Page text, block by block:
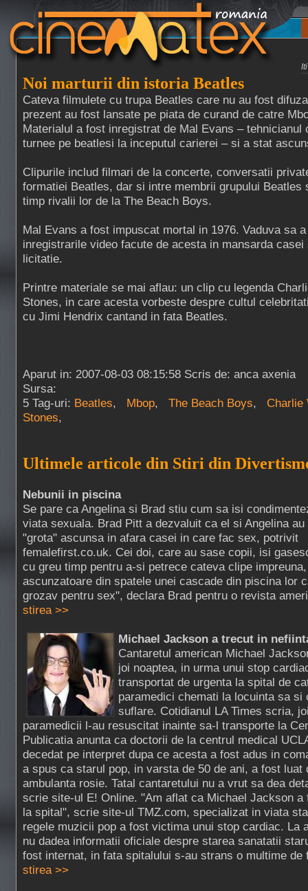
Noi marturii din istoria Beatles
Cateva filmulete cu trupa Beatles care nu au fost
prezent au fost lansate pe piata de curand de catre
Materialul a fost inregistrat de Mal Evans – tehnicianul
turnee pe beatlesi la inceputul carierei – si a stat
Clipurile includ filmari de la concerte, conversatii
formatiei Beatles, dar si intre membrii grupului
timp rivalii lor de la The Beach Boys.
Mal Evans a fost impuscat mortal in 1976. Vaduva sa
inregistrarile video facute de acesta in mansarda
licitatie.
Printre materiale se mai aflau: un clip cu legenda
Stones, in care acesta vorbeste despre cultul
cu Jimi Hendrix cantand in fata Beatles.
Aparut in: 2007-08-03 08:15:58 Scris de: anca axenia
Sursa:
5 Tag-uri: Beatles, Mbop, The Beach Boys, Charlie
Stones,
Ultimele articole din Stiri din
Nebunii in piscina
Se pare ca Angelina si Brad stiu cum sa isi
viata sexuala. Brad Pitt a dezvaluit ca el si Angelina au
"grota" ascunsa in afara casei in care fac sex, potrivit
femalefirst.co.uk. Cei doi, care au sase copii, isi
cu greu timp pentru a-si petrece cateva clipe
ascunzatoare din spatele unei cascade din piscina lor
grozav pentru sex", declara Brad pentru o revista
stirea >>
Michael Jackson a trecut in
Cantaretul american Michael
joi noaptea, in urma unui stop
transportat de urgenta la spital de
paramedici chemati la locuinta sa si
suflare. Cotidianul LA Times scria,
paramedicii l-au resuscitat inainte sa-l transporte la
Publicatia anunta ca doctorii de la centrul medical
decedat pe interpret dupa ce acesta a fost adus in
a spus ca starul pop, in varsta de 50 de ani, a fost luat
ambulanta rosie. Tatal cantaretului nu a vrut sa dea
scrie site-ul E! Online. "Am aflat ca Michael Jackson a
la spital", scrie site-ul TMZ.com, specializat in viata
regele muzicii pop a fost victima unui stop cardiac. La
nu dadea informatii oficiale despre starea sanatatii
fost internat, in fata spitalului s-au strans o multime
stirea >>